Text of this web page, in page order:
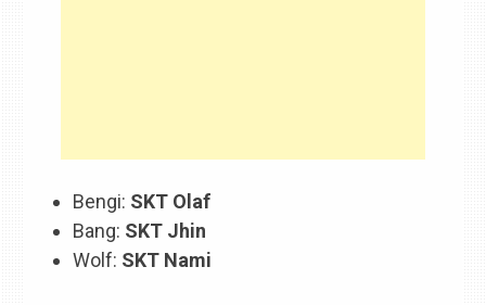
Bengi: SKT Olaf
Bang: SKT Jhin
Wolf: SKT Nami